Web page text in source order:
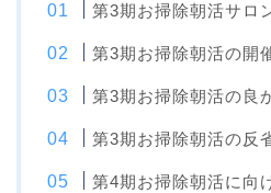
第3期お掃除朝活サロ
第3期お掃除朝活の開
第3期お掃除朝活の良
第3期お掃除朝活の反
第4期お掃除朝活に向